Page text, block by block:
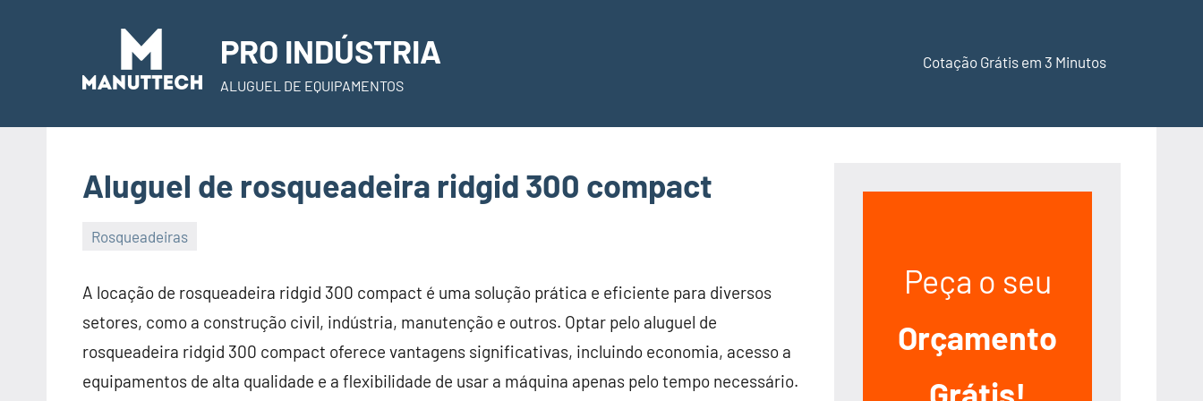
PRO INDÚSTRIA
ALUGUEL DE EQUIPAMENTOS
Cotação Grátis em 3 Minutos
Aluguel de rosqueadeira ridgid 300 compact
Rosqueadeiras
November
de
2023
Administrador
A locação de rosqueadeira ridgid 300 compact é uma solução prática e eficiente para diversos
setores, como a construção civil, indústria, manutenção e outros. Optar pelo aluguel de
rosqueadeira ridgid 300 compact oferece vantagens significativas, incluindo economia, acesso a
equipamentos de alta qualidade e a flexibilidade de usar a máquina apenas pelo tempo necessário.
Peça o seu
Orçamento